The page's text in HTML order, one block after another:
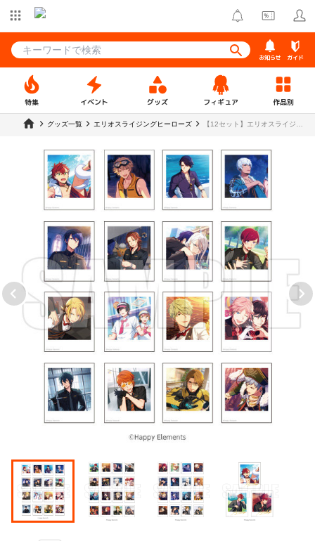
お知らせ ガイド
特集 イベント グッズ フィギュア 作品別
グッズ一覧 エリオスライジングヒーローズ
【12セット】エリオスライジン
【DISP！！！2022】